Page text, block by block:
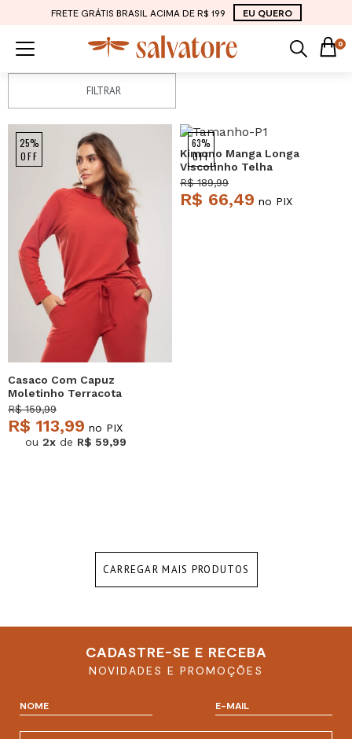
FRETE GRÁTIS BRASIL ACIMA DE R$ 199 EU QUERO
0
FILTRAR
25%
OFF
Casaco Com Capuz
Moletinho Terracota
Salvatore
R$ 159,99
R$ 113,99 no PIX
ou 2x de R$ 59,99
63%
OFF
Kimono Manga Longa
Viscolinho Telha
Salvatore
R$ 189,99
R$ 66,49 no PIX
CARREGAR MAIS PRODUTOS
CADASTRE-SE E RECEBA
NOVIDADES E PROMOÇÕES